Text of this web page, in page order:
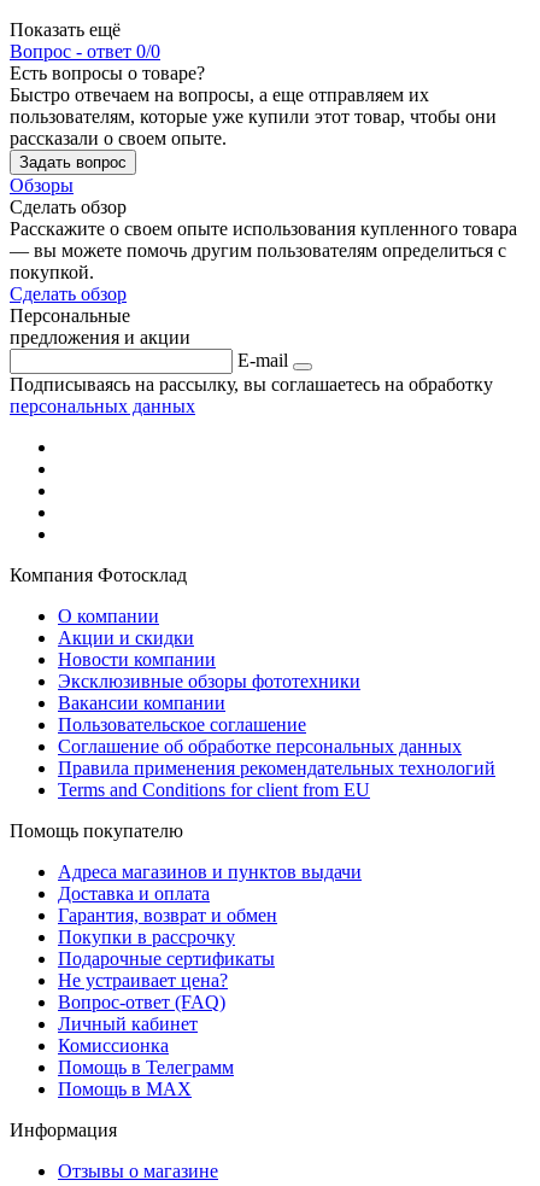
Показать ещё
Вопрос - ответ 0/0
Есть вопросы о товаре?
Быстро отвечаем на вопросы, а еще отправляем их
пользователям, которые уже купили этот товар, чтобы они
рассказали о своем опыте.
Задать вопрос
Обзоры
Сделать обзор
Расскажите о своем опыте использования купленного товара
— вы можете помочь другим пользователям определиться с
покупкой.
Сделать обзор
Персональные
предложения и акции
E-mail
Подписываясь на рассылку, вы соглашаетесь на обработку
персональных данных
Компания Фотосклад
О компании
Акции и скидки
Новости компании
Эксклюзивные обзоры фототехники
Вакансии компании
Пользовательское соглашение
Соглашение об обработке персональных данных
Правила применения рекомендательных технологий
Terms and Conditions for client from EU
Помощь покупателю
Адреса магазинов и пунктов выдачи
Доставка и оплата
Гарантия, возврат и обмен
Покупки в рассрочку
Подарочные сертификаты
Не устраивает цена?
Вопрос-ответ (FAQ)
Личный кабинет
Комиссионка
Помощь в Телеграмм
Помощь в MAX
Информация
Отзывы о магазине